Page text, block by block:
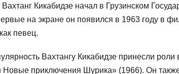
Кикабидзе начал в Грузинском
на экране он появился в 1963 году в
певец.
Вахтангу Кикабидзе принесли
Новые приключения Шурика» (1966). Он